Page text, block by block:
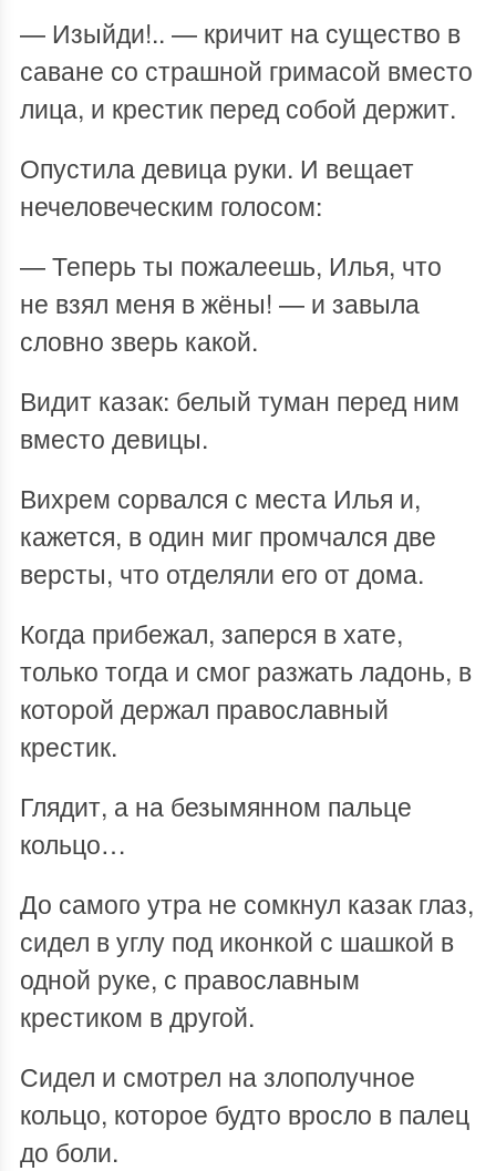
— Изыйди!.. — кричит на существо в
саване со страшной гримасой вместо
лица, и крестик перед собой держит.
Опустила девица руки. И вещает
нечеловеческим голосом:
— Теперь ты пожалеешь, Илья, что
не взял меня в жёны! — и завыла
словно зверь какой.
Видит казак: белый туман перед ним
вместо девицы.
Вихрем сорвался с места Илья и,
кажется, в один миг промчался две
версты, что отделяли его от дома.
Когда прибежал, заперся в хате,
только тогда и смог разжать ладонь, в
которой держал православный
крестик.
Глядит, а на безымянном пальце
кольцо…
До самого утра не сомкнул казак глаз,
сидел в углу под иконкой с шашкой в
одной руке, с православным
крестиком в другой.
Сидел и смотрел на злополучное
кольцо, которое будто вросло в палец
до боли.